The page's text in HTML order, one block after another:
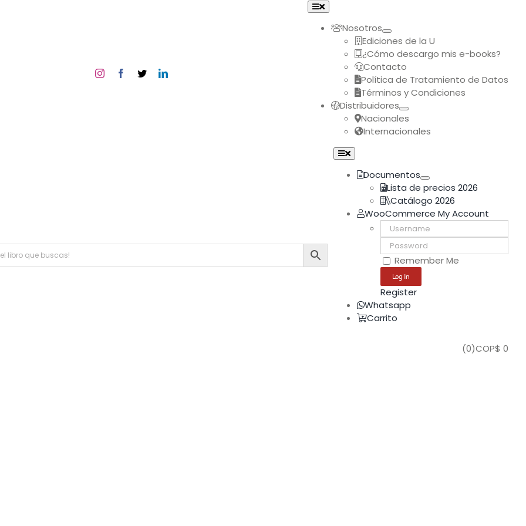
Toggle
Navigation
Nosotros
Ediciones de la U
¿Cómo descargo mis e-books?
Contacto
Política de Tratamiento de Datos
Términos y Condiciones
Distribuidores
Nacionales
Internacionales
Toggle
Navigation
Documentos
Lista de precios 2026
Catálogo 2026
WooCommerce My Account
Username:
Password:
Remember Me
Register
Whatsapp
Carrito
(0)COP$ 0